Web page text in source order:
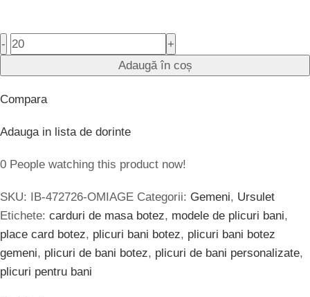
-
+
Adaugă în coș
Compara
Adauga in lista de dorinte
0 People watching this product now!
SKU: IB-472726-OMIAGE Categorii: Gemeni, Ursulet
Etichete: carduri de masa botez, modele de plicuri bani,
place card botez, plicuri bani botez, plicuri bani botez
gemeni, plicuri de bani botez, plicuri de bani personalizate,
plicuri pentru bani